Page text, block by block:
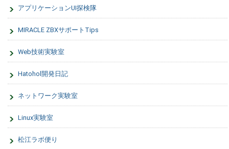
アプリケーションUI探検隊
MIRACLE ZBXサポートTips
Web技術実験室
Hatohol開発日記
ネットワーク実験室
Linux実験室
松江ラボ便り